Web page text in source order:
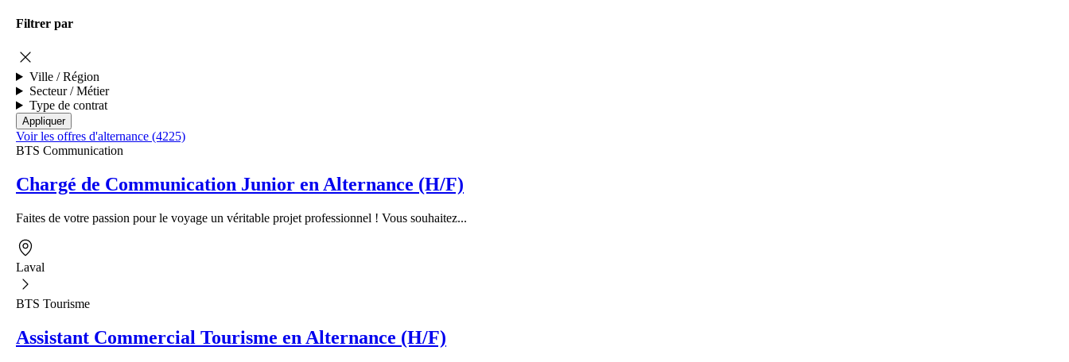
Filtrer par
Ville / Région
Secteur / Métier
Type de contrat
Voir les offres d'alternance (4225)
BTS Communication
Chargé de Communication Junior en Alternance (H/F)
Faites de votre passion pour le voyage un véritable projet professionnel ! Vous souhaitez...
Laval
BTS Tourisme
Assistant Commercial Tourisme en Alternance (H/F)